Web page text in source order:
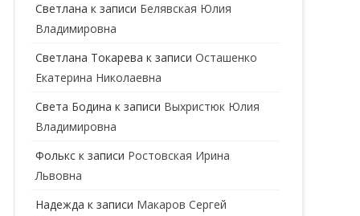
ГОМЕОПАТ
ДЕРМАТОЛОГ
ДЕТСКИЕ ВРАЧИ ДЕТСКИЙ КАРДИОЛОГ
ДЕТСКИЙ ХИРУРГ
КАРДИОЛОГ
КОСМЕТОЛОГ
Светлана к записи Белявская Юлия
Владимировна
Cветлана Токарева к записиОсташенко
Екатерина Николаевна
Света Бодина к записи Выхристюк Юлия
Владимировна
Фолькс к записи Ростовская Ирина
Львовна
Надежда к записи Макаров Сергей